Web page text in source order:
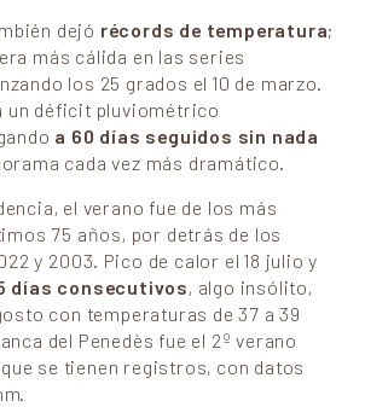
dejó récords de temperatura;
más cálida en las series
los 25 grados el 10 de marzo.
un déficit pluviométrico
a 60 días seguidos sin nada
cada vez más dramático.
el verano fue de los más
75 años, por detrás de los
y 2003. Pico de calor el 18 julio y
días consecutivos, algo insólito,
con temperaturas de 37 a 39
del Penedès fue el 2º verano
se tienen registros, con datos